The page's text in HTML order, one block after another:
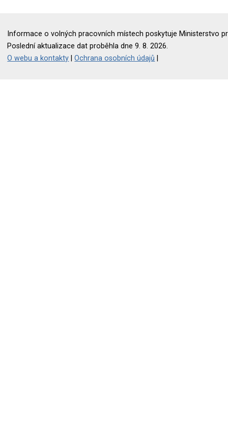
Informace o volných pracovních místech poskytuje Ministerstvo
Poslední aktualizace dat proběhla dne 9. 8. 2026.
O webu a kontakty |Ochrana osobních údajů